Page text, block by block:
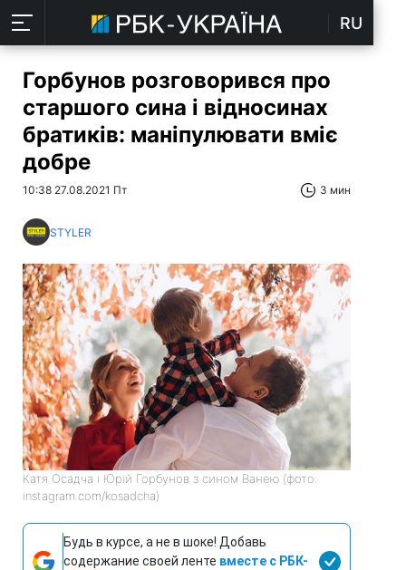
RU
Горбунов розговорився про
старшого сина і відносинах
братиків: маніпулювати вміє
добре
10:38 27.08.2021 Пт 3 мин
STYLER
Катя Осадча і Юрій Горбунов з сином Ванею (фото:
instagram.com/kosadcha)
Будь в курсе, а не в шоке! Добавь
содержание своей ленте вместе с РБК-